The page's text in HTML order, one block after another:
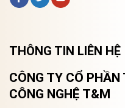
THÔNG TIN LIÊN HỆ
CÔNG TY CỔ
CÔNG NGHỆ T&M